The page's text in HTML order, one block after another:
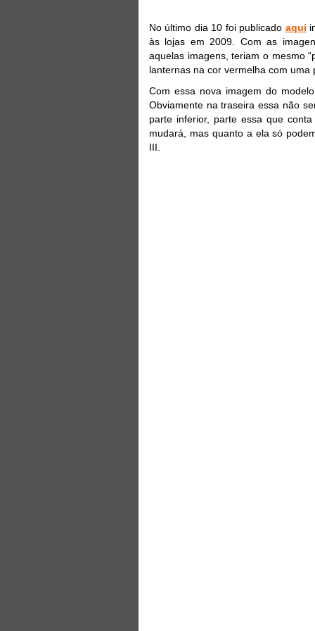
No último dia 10 foi publicado aqui
às lojas em 2009. Com as
aquelas imagens, teriam o mesmo
lanternas na cor vermelha com uma
Com essa nova imagem do
Obviamente na traseira essa não
parte inferior, parte essa que
mudará, mas quanto a ela só
III.